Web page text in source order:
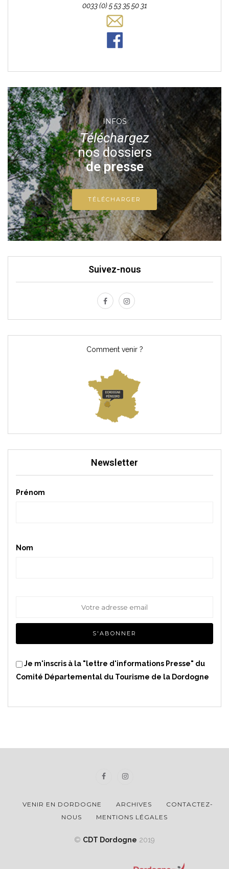
0033 (0) 5 53 35 50 31
INFOS
Téléchargez
nos dossiers
de presse
TÉLÉCHARGER
Suivez-nous
Comment venir ?
Newsletter
Prénom
Nom
Je m'inscris à la "lettre d'informations Presse" du
Comité Départemental du Tourisme de la Dordogne
VENIR EN DORDOGNE ARCHIVES
CONTACTEZ-
NOUS
MENTIONS LÉGALES
© CDT Dordogne 2019